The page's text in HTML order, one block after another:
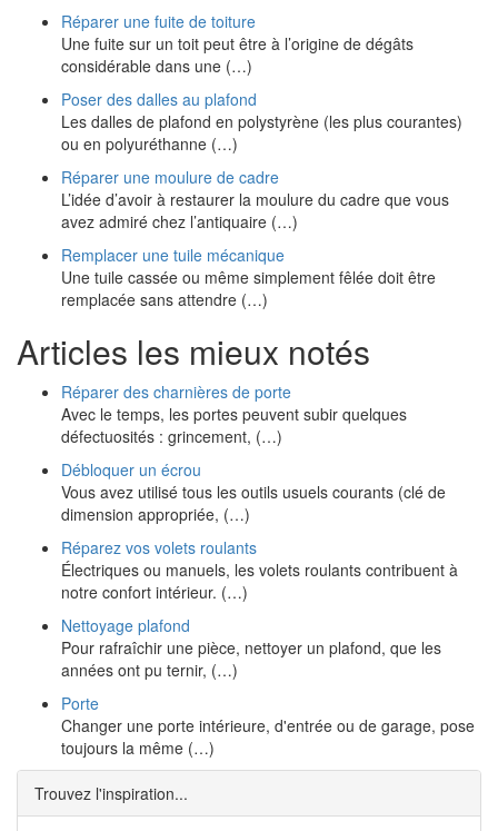
Réparer une fuite de toiture
Une fuite sur un toit peut être à l’origine de dégâts
considérable dans une (…)
Poser des dalles au plafond
Les dalles de plafond en polystyrène (les plus courantes)
ou en polyuréthanne (…)
Réparer une moulure de cadre
L’idée d’avoir à restaurer la moulure du cadre que vous
avez admiré chez l’antiquaire (…)
Remplacer une tuile mécanique
Une tuile cassée ou même simplement fêlée doit être
remplacée sans attendre (…)
Articles les mieux notés
Réparer des charnières de porte
Avec le temps, les portes peuvent subir quelques
défectuosités : grincement, (…)
Débloquer un écrou
Vous avez utilisé tous les outils usuels courants (clé de
dimension appropriée, (…)
Réparez vos volets roulants
Électriques ou manuels, les volets roulants contribuent à
notre confort intérieur. (…)
Nettoyage plafond
Pour rafraîchir une pièce, nettoyer un plafond, que les
années ont pu ternir, (…)
Porte
Changer une porte intérieure, d'entrée ou de garage, pose
toujours la même (…)
Trouvez l'inspiration...